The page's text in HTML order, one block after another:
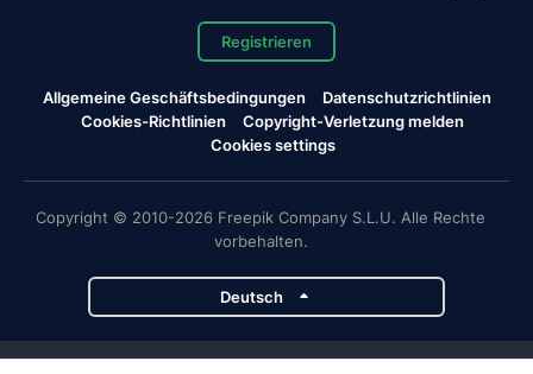
Registrieren
Allgemeine Geschäftsbedingungen
Datenschutzrichtlinien
Cookies-Richtlinien
Copyright-Verletzung melden
Cookies settings
Copyright © 2010-2026 Freepik Company S.L.U. Alle Rechte
vorbehalten.
Deutsch